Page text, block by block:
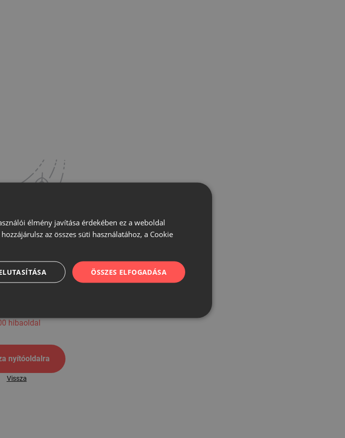
hibaoldal
Vissza nyítóoldalra
Vissza
élmény javítása érdekében ez a weboldal
az összes süti használatához, a Cookie
ÖSSZES ELFOGADÁSA